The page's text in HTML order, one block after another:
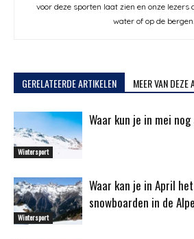
voor deze sporten laat zien en onze lezers
water of op de bergen.
GERELATEERDE ARTIKELEN MEER VAN DEZE
Wintersport
Waar kun je in mei
Wintersport
Waar kan je in April
snowboarden in de